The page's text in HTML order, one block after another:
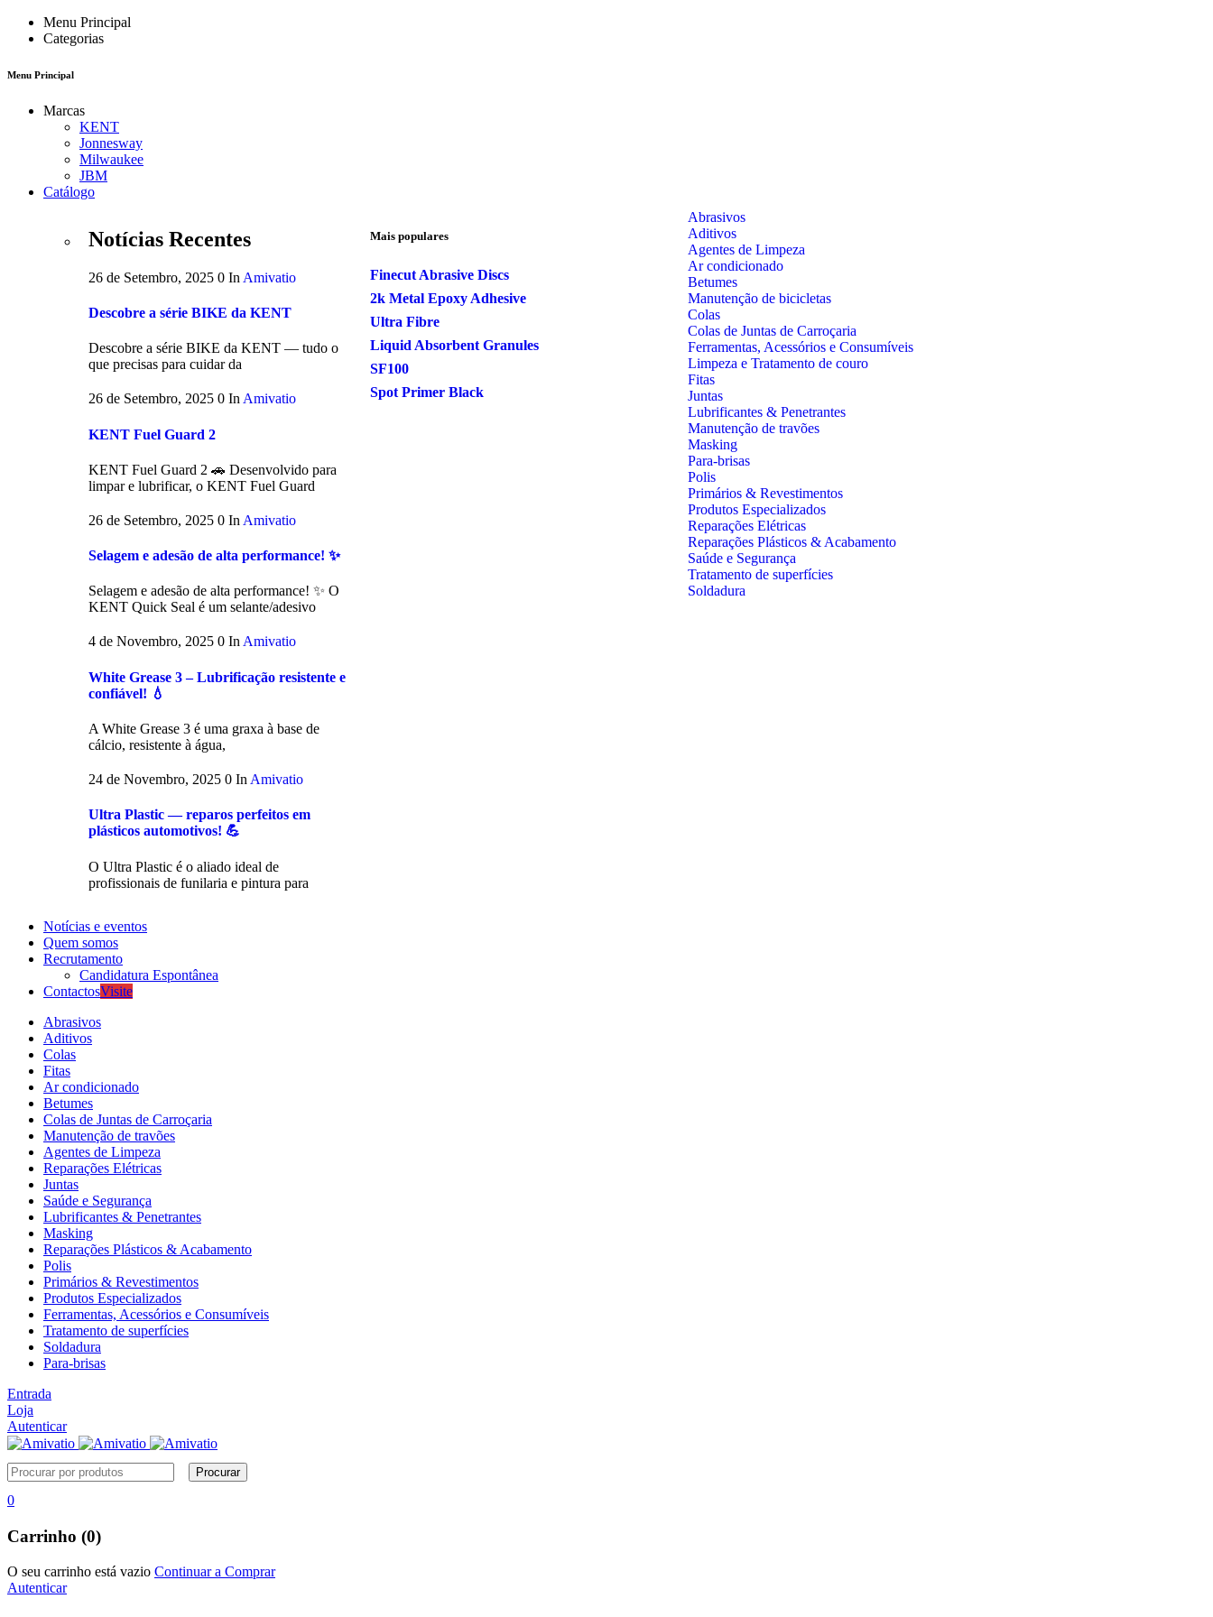
Menu Principal
Categorias
Menu Principal
Marcas
KENT
Jonnesway
Milwaukee
JBM
Catálogo
Notícias Recentes
26 de Setembro, 2025 0 In Amivatio
Descobre a série BIKE da KENT
Descobre a série BIKE da KENT — tudo o
que precisas para cuidar da
26 de Setembro, 2025 0 In Amivatio
KENT Fuel Guard 2
KENT Fuel Guard 2 🚗 Desenvolvido para
limpar e lubrificar, o KENT Fuel Guard
26 de Setembro, 2025 0 In Amivatio
Selagem e adesão de alta performance! ✨
Selagem e adesão de alta performance! ✨ O
KENT Quick Seal é um selante/adesivo
4 de Novembro, 2025 0 InAmivatio
White Grease 3 – Lubrificação resistente e
confiável! 💧
A White Grease 3 é uma graxa à base de
cálcio, resistente à água,
24 de Novembro, 2025 0 In Amivatio
Ultra Plastic — reparos perfeitos em
plásticos automotivos! 💪
O Ultra Plastic é o aliado ideal de
profissionais de funilaria e pintura para
Mais populares
Finecut Abrasive Discs
2k Metal Epoxy Adhesive
Ultra Fibre
Liquid Absorbent Granules
SF100
Spot Primer Black
Abrasivos
Aditivos
Agentes de Limpeza
Ar condicionado
Betumes
Manutenção de bicicletas
Colas
Colas de Juntas de Carroçaria
Ferramentas, Acessórios e Consumíveis
Limpeza e Tratamento de couro
Fitas
Juntas
Lubrificantes & Penetrantes
Manutenção de travões
Masking
Para-brisas
Polis
Primários & Revestimentos
Produtos Especializados
Reparações Elétricas
Reparações Plásticos & Acabamento
Saúde e Segurança
Tratamento de superfícies
Soldadura
Notícias e eventos
Quem somos
Recrutamento
Candidatura Espontânea
ContactosVisite
Abrasivos
Aditivos
Colas
Fitas
Ar condicionado
Betumes
Colas de Juntas de Carroçaria
Manutenção de travões
Agentes de Limpeza
Reparações Elétricas
Juntas
Saúde e Segurança
Lubrificantes & Penetrantes
Masking
Reparações Plásticos & Acabamento
Polis
Primários & Revestimentos
Produtos Especializados
Ferramentas, Acessórios e Consumíveis
Tratamento de superfícies
Soldadura
Para-brisas
Entrada
Loja
Autenticar
0
Carrinho (0)
O seu carrinho está vazio Continuar a Comprar
Autenticar